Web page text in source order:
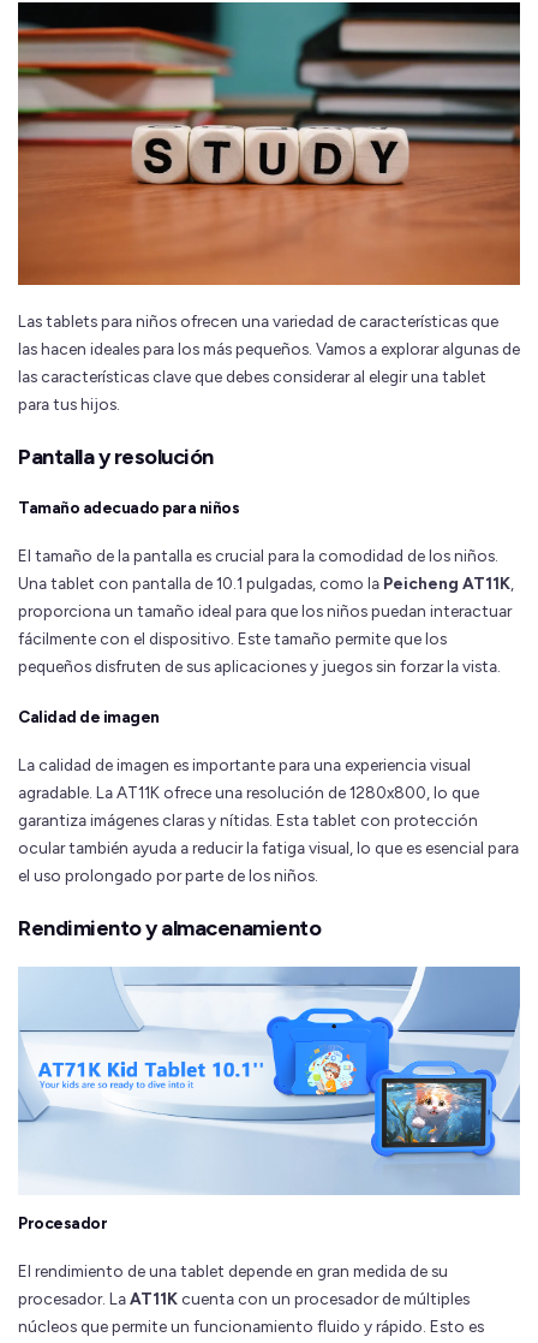
Las tablets para niños ofrecen una variedad de características que
las hacen ideales para los más pequeños. Vamos a explorar algunas de
las características clave que debes considerar al elegir una tablet
para tus hijos.
Pantalla y resolución
Tamaño adecuado para niños
El tamaño de la pantalla es crucial para la comodidad de los niños.
Una tablet con pantalla de 10.1 pulgadas, como la Peicheng AT11K,
proporciona un tamaño ideal para que los niños puedan interactuar
fácilmente con el dispositivo. Este tamaño permite que los
pequeños disfruten de sus aplicaciones y juegos sin forzar la vista.
Calidad de imagen
La calidad de imagen es importante para una experiencia visual
agradable. La AT11K ofrece una resolución de 1280x800, lo que
garantiza imágenes claras y nítidas. Esta tablet con protección
ocular también ayuda a reducir la fatiga visual, lo que es esencial para
el uso prolongado por parte de los niños.
Rendimiento y almacenamiento
Procesador
El rendimiento de una tablet depende en gran medida de su
procesador. LaAT11K cuenta con un procesador de múltiples
núcleos que permite un funcionamiento fluido y rápido. Esto es